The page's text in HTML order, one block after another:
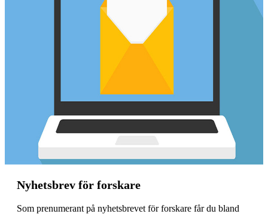
Nyhetsbrev för forskare
Som prenumerant på nyhetsbrevet för forskare får du bland